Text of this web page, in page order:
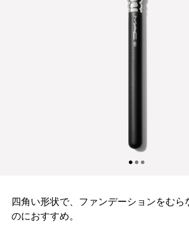
四角い形状で、ファンデーションをむら
のにおすすめ。